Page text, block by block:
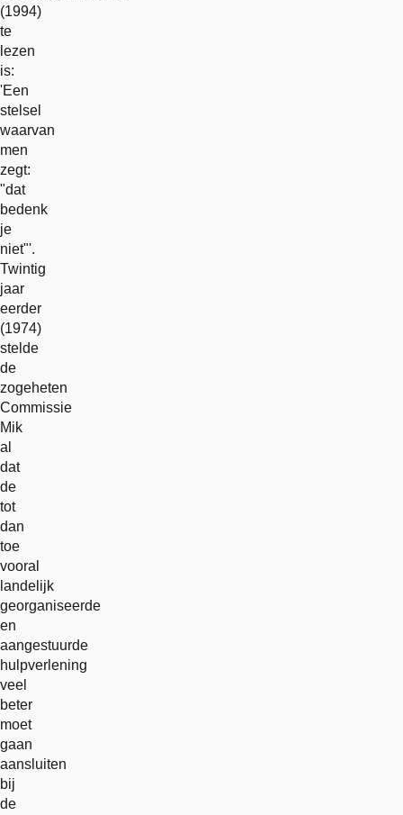
(1994)
te
lezen
is:
'Een
stelsel
waarvan
men
zegt:
"dat
bedenk
je
niet"'.
Twintig
jaar
eerder
(1974)
stelde
de
zogeheten
Commissie
Mik
al
dat
de
tot
dan
toe
vooral
landelijk
georganiseerde
en
aangestuurde
hulpverlening
veel
beter
moet
gaan
aansluiten
bij
de